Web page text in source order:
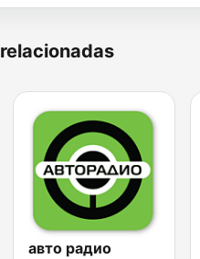
авто радио